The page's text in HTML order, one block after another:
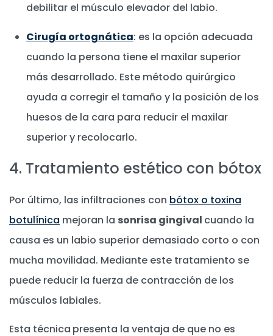
debilitar el músculo elevador del labio.
Cirugía ortognática: es la opción adecuada
cuando la persona tiene el maxilar superior
más desarrollado. Este método quirúrgico
ayuda a corregir el tamaño y la posición de los
huesos de la cara para reducir el maxilar
superior y recolocarlo.
4. Tratamiento estético con bótox
Por último, las infiltraciones con bótox o toxina
botulínica mejoran la sonrisa gingival cuando la
causa es un labio superior demasiado corto o con
mucha movilidad. Mediante este tratamiento se
puede reducir la fuerza de contracción de los
músculos labiales.
Esta técnica presenta la ventaja de que no es